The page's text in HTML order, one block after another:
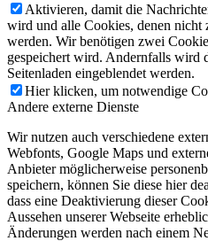
Aktivieren, damit die
wird und alle Cookies, denen nicht
werden. Wir benötigen zwei
gespeichert wird. Andernfalls wird
Seitenladen eingeblendet werden.
Hier klicken, um notwendige
Andere externe Dienste
Wir nutzen auch verschiedene
Webfonts, Google Maps und
Anbieter möglicherweise
speichern, können Sie diese hier
dass eine Deaktivierung dieser
Aussehen unserer Webseite
Änderungen werden nach einem